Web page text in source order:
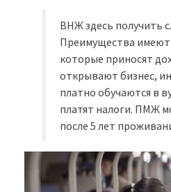
ВНЖ здесь получить
Преимущества
которые приносят
открывают бизнес,
платно обучаются в
платят налоги. ПМЖ
после 5 лет